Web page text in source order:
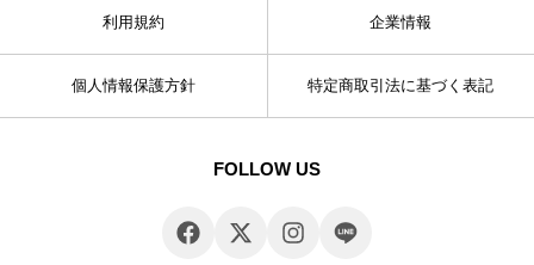
利用規約 企業情報
個人情報保護方針 特定商取引法に基づく表記
FOLLOW US